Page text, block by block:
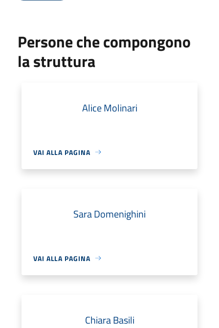
Persone che compongono
la struttura
Alice Molinari
VAI ALLA PAGINA
Sara Domenighini
VAI ALLA PAGINA
Chiara Basili